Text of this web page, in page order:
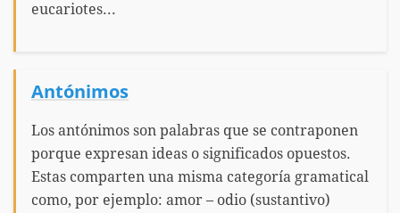
eucariotes...
Antónimos
Los antónimos son palabras que se contraponen
porque expresan ideas o significados opuestos.
Estas comparten una misma categoría gramatical
como, por ejemplo: amor – odio (sustantivo)